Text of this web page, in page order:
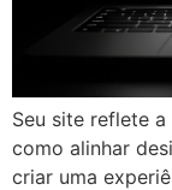
Seu site reflete
como alinhar
criar uma